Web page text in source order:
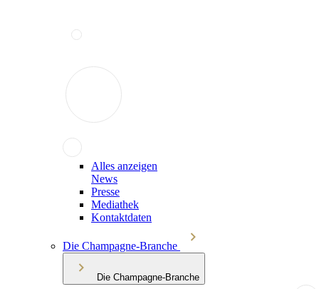
Alles anzeigen
News
Presse
Mediathek
Kontaktdaten
Die Champagne-Branche
Die Champagne-Branche